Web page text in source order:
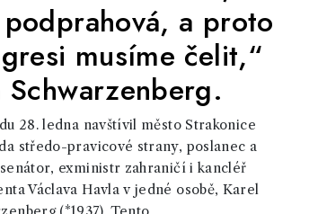
a proto
musíme čelit,“
28. ledna navštívil město Strakonice
středo-pravicové strany, poslanec a
exministr zahraničí i kancléř
Václava Havla v jedné osobě, Karel